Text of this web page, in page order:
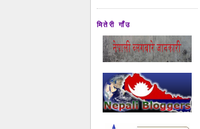
मितेरी गाँउ